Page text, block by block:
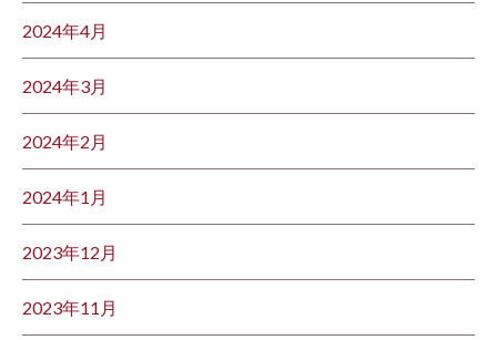
2024年4月
2024年3月
2024年2月
2024年1月
2023年12月
2023年11月